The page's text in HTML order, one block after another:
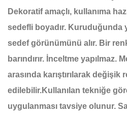
Dekoratif amaçlı, kullanıma
sedefli boyadır. Kuruduğunda
sedef görünümünü alır. Bir
barındırır. İnceltme yapılmaz.
arasında karıştırılarak değişik
edilebilir.Kullanılan tekniğe
uygulanması tavsiye olunur.